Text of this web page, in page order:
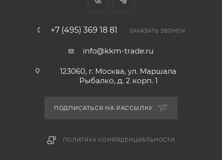
+7 (495) 369 18 81 ЗАКАЗАТЬ ЗВОНОК
info@kkm-trade.ru
123060, г. Москва, ул. Маршала
Рыбалко, д. 2 корп. 1
ПОДПИСАТЬСЯ НА РАССЫЛКУ
ПОЛИТИКА КОНФИДЕНЦИАЛЬНОСТИ